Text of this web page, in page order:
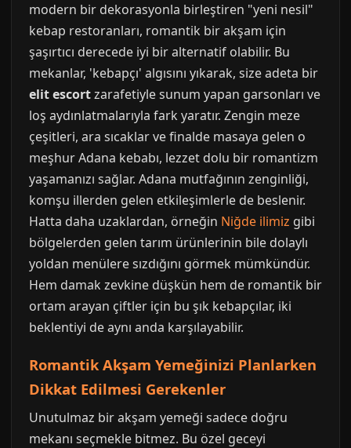
modern bir dekorasyonla birleştiren "yeni nesil"
kebap restoranları, romantik bir akşam için
şaşırtıcı derecede iyi bir alternatif olabilir. Bu
mekanlar, 'kebapçı' algısını yıkarak, size adeta bir
elit escortzarafetiyle sunum yapan garsonları ve
loş aydınlatmalarıyla fark yaratır. Zengin meze
çeşitleri, ara sıcaklar ve finalde masaya gelen o
meşhur Adana kebabı, lezzet dolu bir romantizm
yaşamanızı sağlar. Adana mutfağının zenginliği,
komşu illerden gelen etkileşimlerle de beslenir.
Hatta daha uzaklardan, örneğin Niğde ilimiz gibi
bölgelerden gelen tarım ürünlerinin bile dolaylı
yoldan menülere sızdığını görmek mümkündür.
Hem damak zevkine düşkün hem de romantik bir
ortam arayan çiftler için bu şık kebapçılar, iki
beklentiyi de aynı anda karşılayabilir.
Romantik Akşam Yemeğinizi Planlarken
Dikkat Edilmesi Gerekenler
Unutulmaz bir akşam yemeği sadece doğru
mekanı seçmekle bitmez. Bu özel geceyi